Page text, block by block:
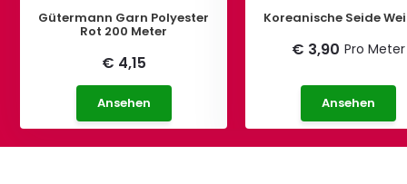
Gütermann Garn Polyester
Rot 200 Meter
€ 4,15
Ansehen
Koreanische Seide
€ 3,90 Pro Meter
Ansehen